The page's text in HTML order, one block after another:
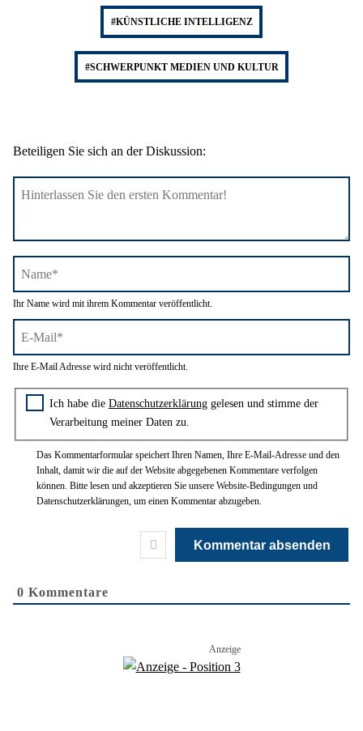
#KÜNSTLICHE INTELLIGENZ
#SCHWERPUNKT MEDIEN UND KULTUR
Beteiligen Sie sich an der Diskussion:
Name*
Ihr Name wird mit ihrem Kommentar veröffentlicht.
E-
Mail*
Ihre E-Mail Adresse wird nicht veröffentlicht.
Zustimmung zur Datenschutzerklärung
Ich habe die Datenschutzerklärunggelesen und stimme der
Verarbeitung meiner Daten zu.
Das Kommentarformular speichert Ihren Namen, Ihre E-Mail-Adresse und den
Inhalt, damit wir die auf der Website abgegebenen Kommentare verfolgen
können. Bitte lesen und akzeptieren Sie unsere Website-Bedingungen und
Datenschutzerklärungen, um einen Kommentar abzugeben.
0 Kommentare